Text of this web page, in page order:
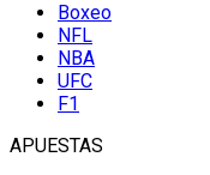
Boxeo
NFL
NBA
UFC
F1
APUESTAS